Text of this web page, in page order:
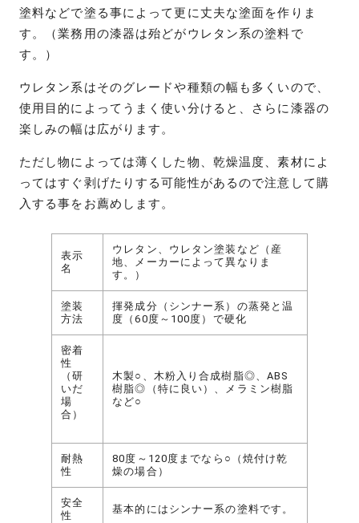
塗料などで塗る事によって更に丈夫な塗面を作りま
す。（業務用の漆器は殆どがウレタン系の塗料で
す。）
ウレタン系はそのグレードや種類の幅も多くいので、
使用目的によってうまく使い分けると、さらに漆器の
楽しみの幅は広がります。
ただし物によっては薄くした物、乾燥温度、素材によ
ってはすぐ剥げたりする可能性があるので注意して購
入する事をお薦めします。
表示
名
ウレタン、ウレタン塗装など（産
地、メーカーによって異なりま
す。）
塗装
方法
揮発成分（シンナー系）の蒸発と温
度（60度～100度）で硬化
密着
性
（研
いだ
場
合）
木製○、木粉入り合成樹脂◎、ABS
樹脂◎（特に良い）、メラミン樹脂
など○
耐熱
性
80度～120度までなら○（焼付け乾
燥の場合）
安全
性
基本的にはシンナー系の塗料です。